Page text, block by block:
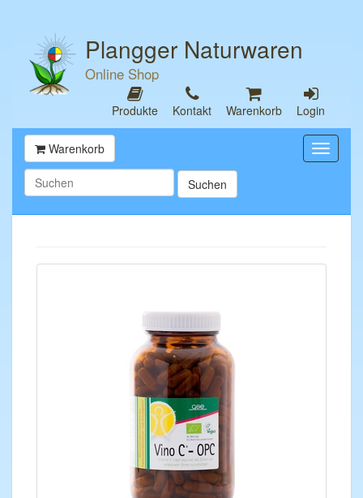
Plangger Naturwaren
Online Shop
Produkte Kontakt Warenkorb Login
Warenkorb